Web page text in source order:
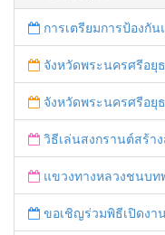
การเตรียมการป้องกัน
จังหวัดพระนครศรีอยุธยา บูรณาการหน่วยงานที่เกี่ยวข้อง ลงพื้นที่จัดระเบียบและดำเนินมาตรการตามบท
จังหวัดพระนครศรีอยุธยา ปล่อยแถวตำรวจ ทหาร ฝ่ายปกครอง กว่า 100 นาย ตร
วิธีเล่นสงกรานต์สร้า
แขวงทางหลวงชนบทพระนครศรีอยุธยา "ร่วมรณร
ขอเชิญร่วมพิธีเปิดงาน